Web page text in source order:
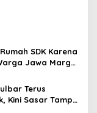
SDK Karena
Jawa Margo
Irwan
Terus
Kini Sasar Tampa